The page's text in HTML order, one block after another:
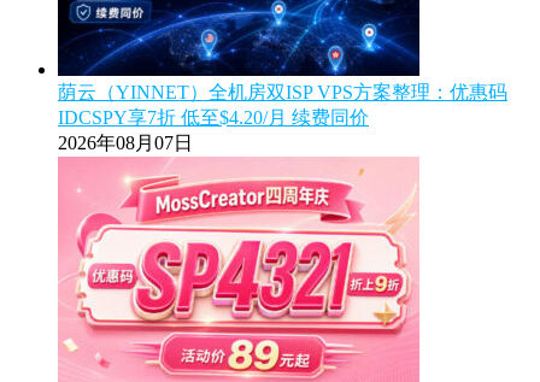
荫云（YINNET）全机房双ISP VPS方案整理：优惠码
IDCSPY享7折 低至$4.20/月 续费同价
2026年08月07日